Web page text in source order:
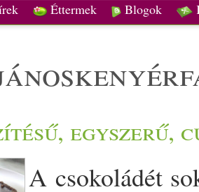
Éttermek Blogok
egyszerű,
A csokoládét